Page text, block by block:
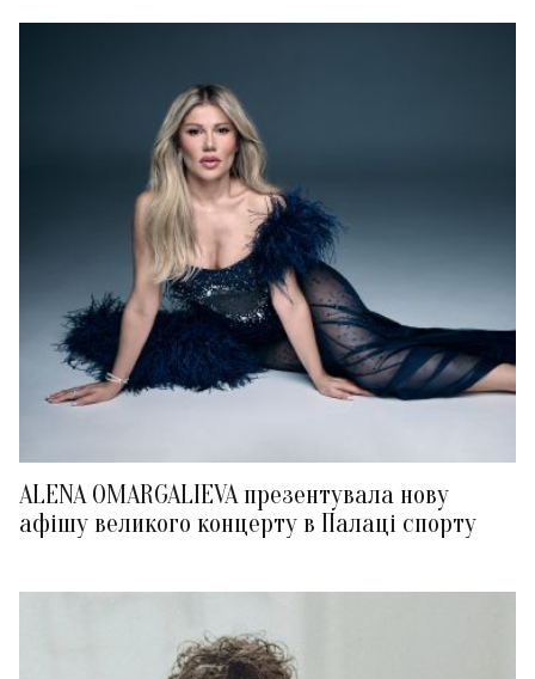
ALENA OMARGALIEVA презентувала нову
афішу великого концерту в Палаці спорту